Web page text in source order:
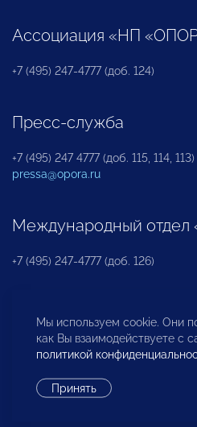
Ассоциация «НП
+7 (495) 247-4777 (доб. 124)
Пресс-служба
+7 (495) 247 4777 (доб. 115, 114, 113)
pressa@opora.ru
Международный
+7 (495) 247-4777 (доб. 126)
Бюро по защите прав
инвесторов
Мы используем cookie. Они
как Вы взаимодействуете с
политикой
Принять